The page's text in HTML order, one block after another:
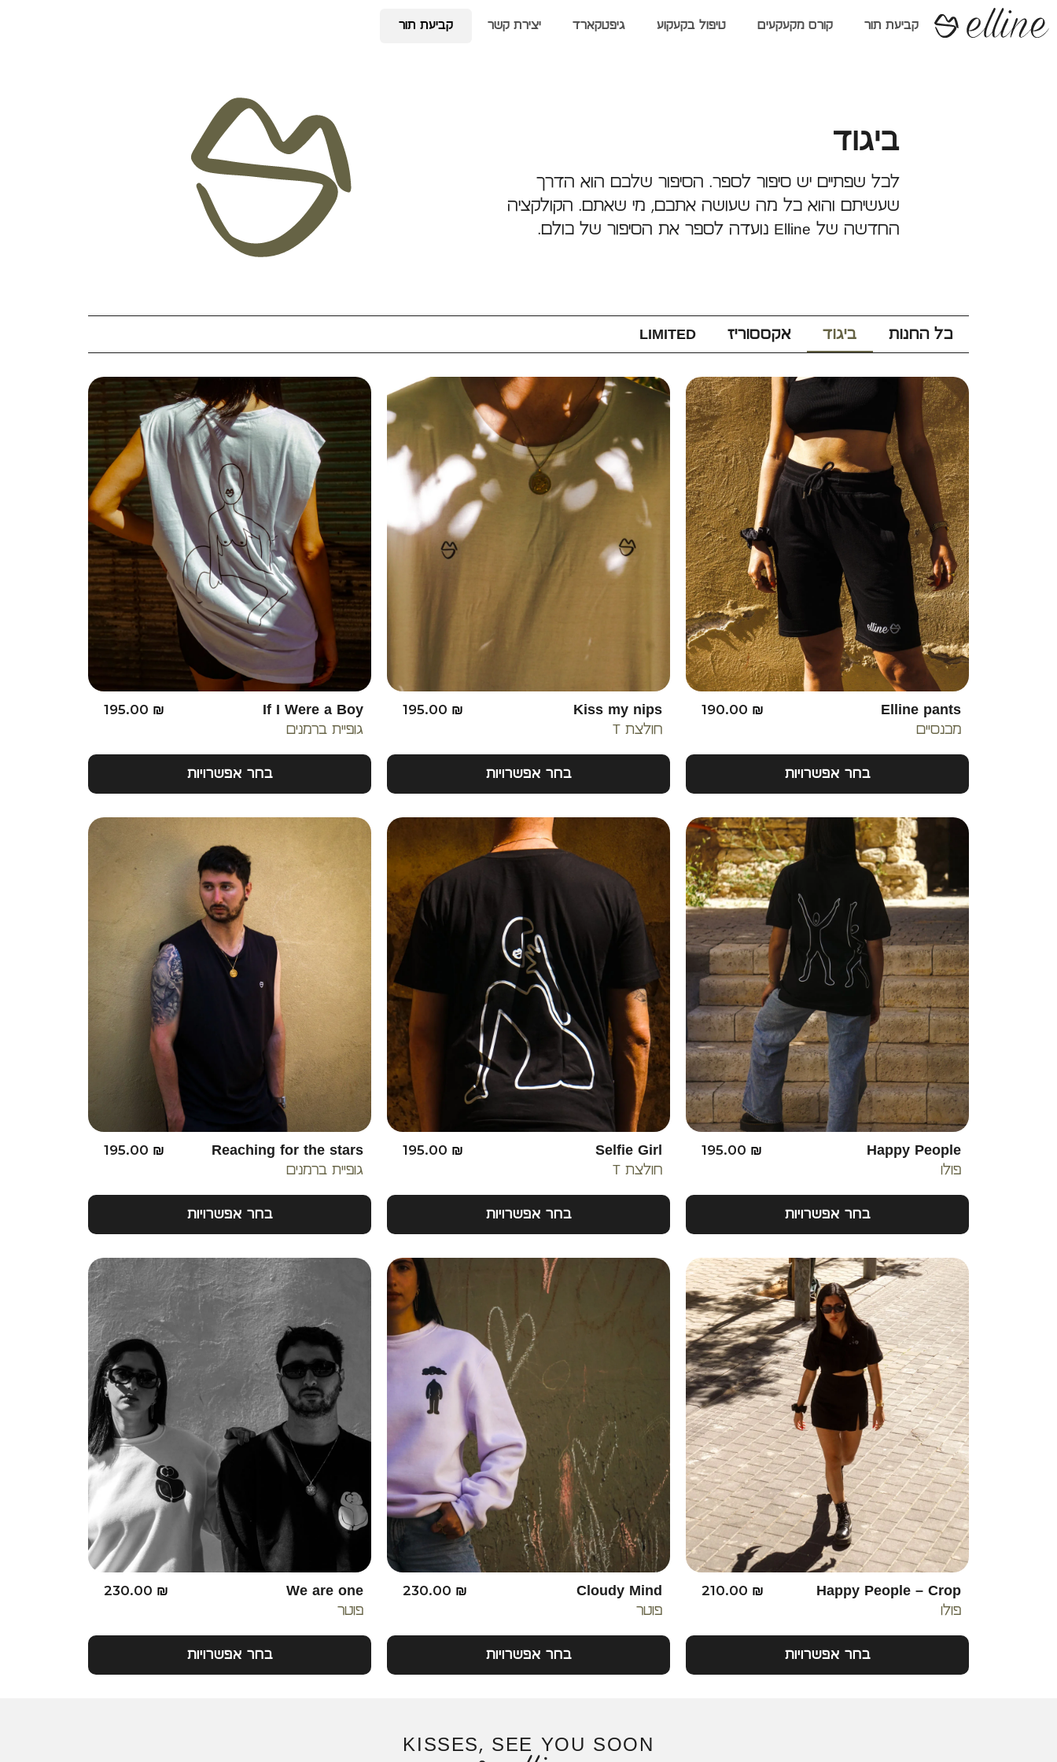
קביעת תור קורס מקעקעים טיפול בקעקוע גיפטקארד יצירת קשר קביעת תור
ביגוד
לכל שפתיים יש סיפור לספר. הסיפור שלכם הוא הדרך
שעשיתם והוא כל מה שעושה אתכם, מי שאתם. הקולקציה
החדשה של Elline נועדה לספר את הסיפור של כולם.
כל החנות ביגוד אקססוריז LIMITED
Elline pants
190.00 ₪
בחר אפשרויות
מכנסיים
Kiss my nips
195.00 ₪
בחר אפשרויות
חולצת T
If I Were a Boy
195.00 ₪
בחר אפשרויות
גופיית ברמנים
Happy People
195.00 ₪
בחר אפשרויות
פולו
Selfie Girl
195.00 ₪
בחר אפשרויות
חולצת T
Reaching for the stars
195.00 ₪
בחר אפשרויות
גופיית ברמנים
Happy People – Crop
210.00 ₪
בחר אפשרויות
פולו
Cloudy Mind
230.00 ₪
בחר אפשרויות
פוטר
We are one
230.00 ₪
בחר אפשרויות
פוטר
KISSES, SEE YOU SOON